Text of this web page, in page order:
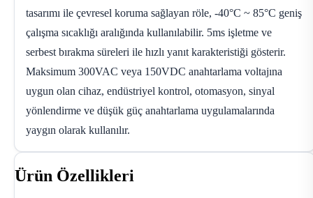
tasarımı ile çevresel koruma sağlayan röle, -40°C ~ 85°C geniş
çalışma sıcaklığı aralığında kullanılabilir. 5ms işletme ve
serbest bırakma süreleri ile hızlı yanıt karakteristiği gösterir.
Maksimum 300VAC veya 150VDC anahtarlama voltajına
uygun olan cihaz, endüstriyel kontrol, otomasyon, sinyal
yönlendirme ve düşük güç anahtarlama uygulamalarında
yaygın olarak kullanılır.
Ürün Özellikleri